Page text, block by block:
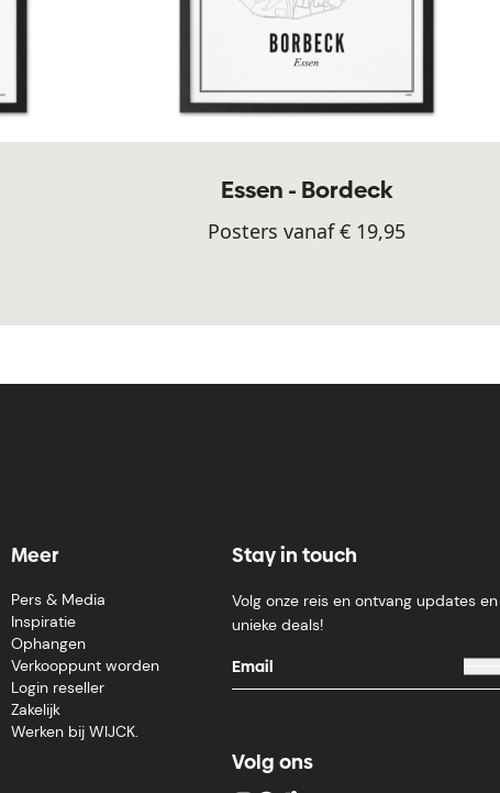
Essen - Bordeck
Posters vanaf € 19,95
Meer
Pers & Media
Inspiratie
Ophangen
Verkooppunt worden
Login reseller
Zakelijk
Werken bij WIJCK.
Stay in touch
Volg onze reis en ontvang updates en
unieke deals!
Volg ons